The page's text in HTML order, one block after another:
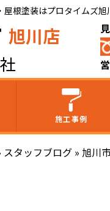
根塗装はプロタイムズ旭
旭川店
施工事例
スタッフブログ » 旭川